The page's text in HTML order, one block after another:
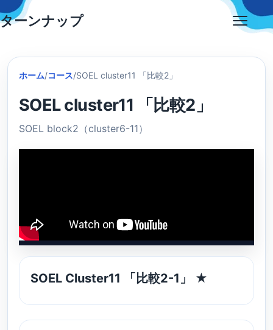
Skip
to
ターンナップ
ホーム/コース/SOEL cluster11 「比較2」
SOEL cluster11 「比較2」
SOEL block2（cluster6-11）
SOEL Cluster11 「比較2-1」 ★